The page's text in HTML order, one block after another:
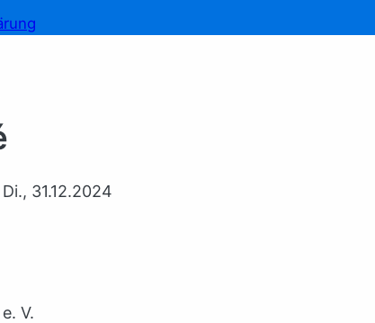
31.12.2024
V.